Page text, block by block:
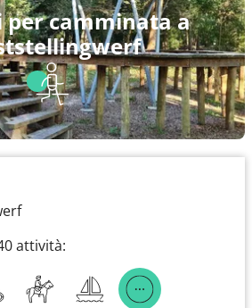
camminata a
attività: